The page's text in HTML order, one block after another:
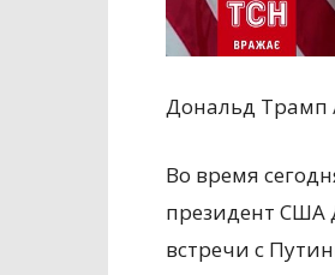
Дональд
Во время
президент США
встречи с